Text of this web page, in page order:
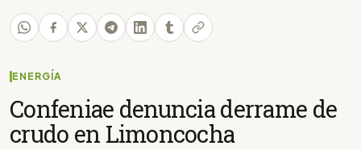
ENERGÍA
Confeniae denuncia derrame de
crudo en Limoncocha